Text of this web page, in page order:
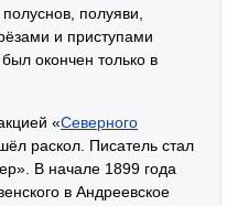
полуяви,
и приступами
окончен только в
«Северного
раскол. Писатель стал
В начале 1899 года
в Андреевское